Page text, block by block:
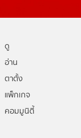
ดู
อ่าน
ตาตั้ง
แพ็กเกจ
คอมมูนิตี้